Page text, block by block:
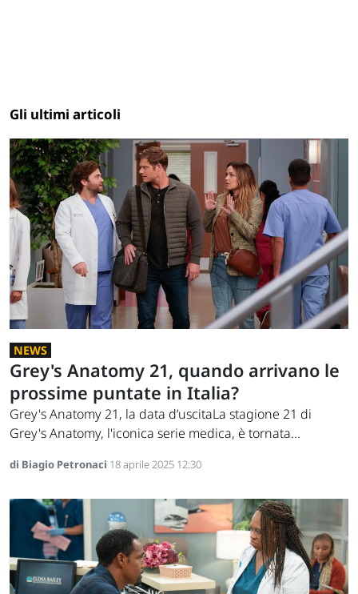
Gli ultimi articoli
NEWS
Grey's Anatomy 21, quando arrivano le
prossime puntate in Italia?
Grey's Anatomy 21, la data d’uscitaLa stagione 21 di
Grey's Anatomy, l'iconica serie medica, è tornata...
di Biagio Petronaci 18 aprile 2025 12:30